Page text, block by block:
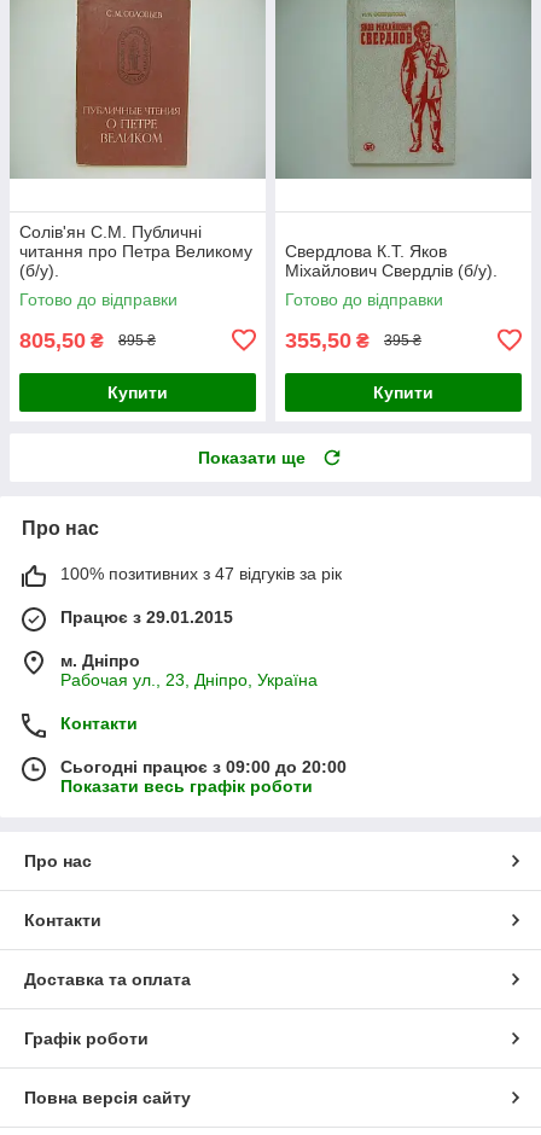
Солів'ян С.М. Публичні
читання про Петра Великому
(б/у).
Готово до відправки
805,50 ₴ 895 ₴
Купити
Свердлова К.Т. Яков
Міхайлович Свердлів (б/у).
Готово до відправки
355,50 ₴ 395 ₴
Купити
Показати ще
Про нас
100% позитивних з 47 відгуків за рік
Працює з 29.01.2015
м. Дніпро
Рабочая ул., 23, Дніпро, Україна
Контакти
Сьогодні працює з 09:00 до 20:00
Показати весь графік роботи
Про нас
Контакти
Доставка та оплата
Графік роботи
Повна версія сайту